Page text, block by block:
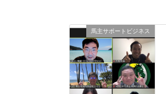
馬主サポートビジネス